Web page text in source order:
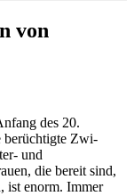
von
des 20.
berüchtigte Zwi-
und
die bereit sind,
ist enorm. Immer